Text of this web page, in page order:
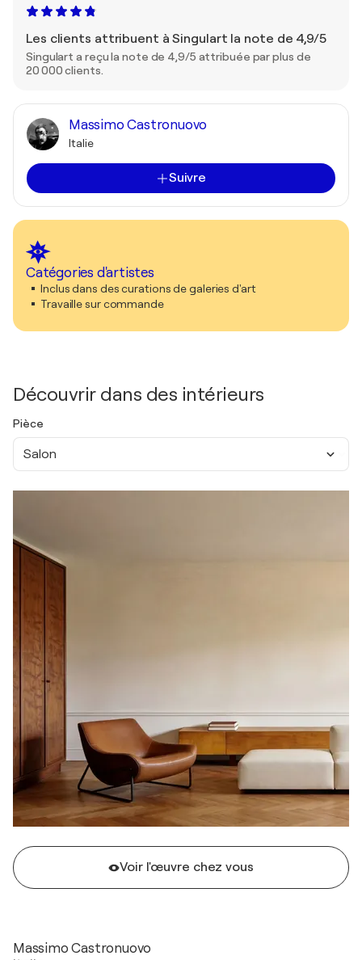
Les clients attribuent à Singulart la note de 4,9/5
Singulart a reçu la note de 4,9/5 attribuée par plus de
20 000 clients.
Massimo Castronuovo
Italie
Suivre
Catégories d'artistes
Inclus dans des curations de galeries d'art
Travaille sur commande
Découvrir dans des intérieurs
Pièce
Salon
Voir l'œuvre chez vous
Massimo Castronuovo